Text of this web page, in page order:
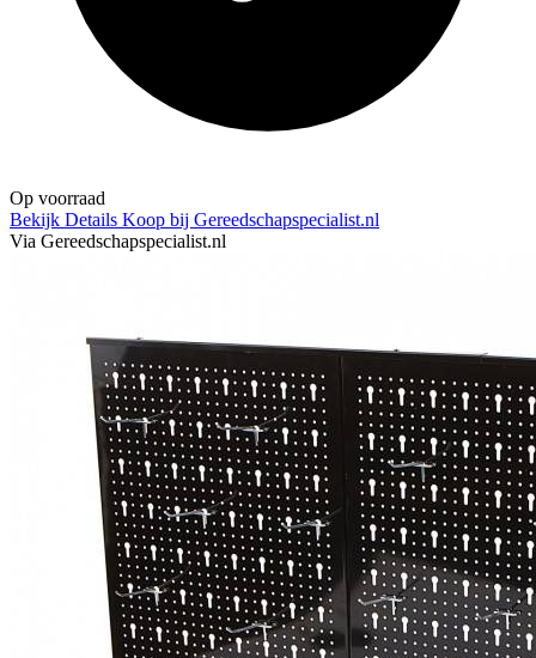
Op voorraad
Bekijk Details Koop bij Gereedschapspecialist.nl
Via Gereedschapspecialist.nl